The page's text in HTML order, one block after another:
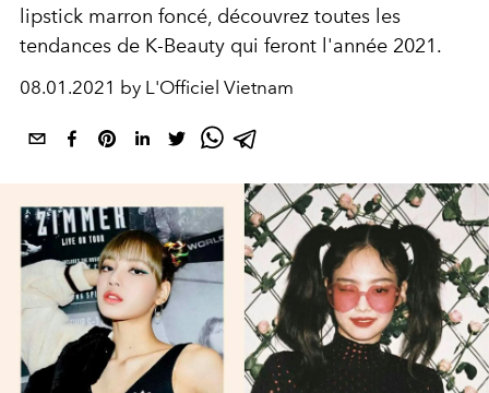
lipstick marron foncé, découvrez toutes les
tendances de K-Beauty qui feront l'année 2021.
08.01.2021 by L'Officiel Vietnam